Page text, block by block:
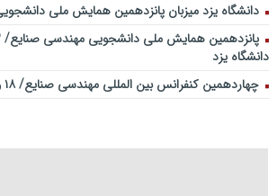
دانشگاه یزد میزبان پانزدهمین همایش ملی
دانشگاه یزد
چهاردهمین کنفرانس بین المللی مهندسی صنایع/ ۱۸ و ۱۹ بهمن ۹۶